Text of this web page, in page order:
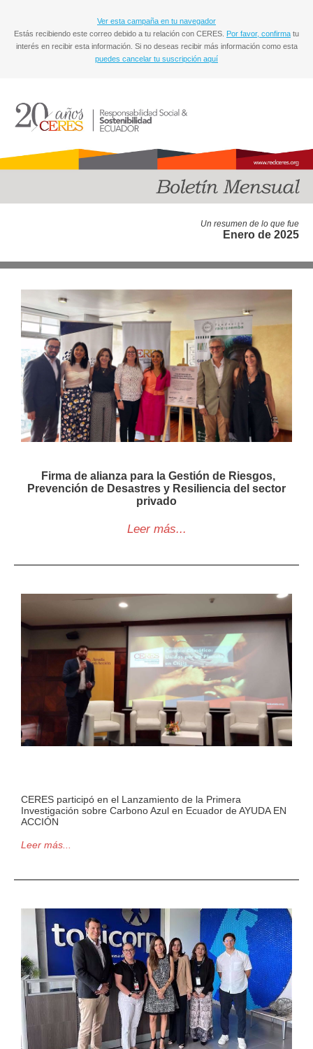
Ver esta campaña en tu navegador
Estás recibiendo este correo debido a tu relación con CERES. Por favor, confirma tu
interés en recibir esta información. Si no deseas recibir más información como esta
puedes cancelar tu suscripción aquí
Un resumen de lo que fue
Enero de 2025
Firma de alianza para la Gestión de Riesgos,
Prevención de Desastres y Resiliencia del sector
privado
Leer más...
CERES participó en el Lanzamiento de la Primera
Investigación sobre Carbono Azul en Ecuador de AYUDA EN
ACCIÓN
Leer más...